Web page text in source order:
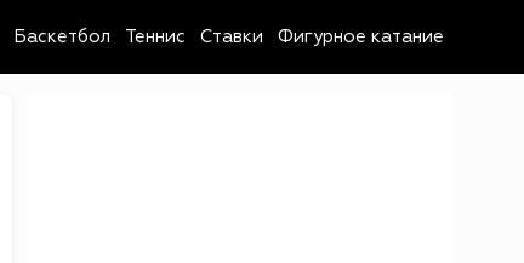
Баскетбол Теннис Ставки Фигурное катание